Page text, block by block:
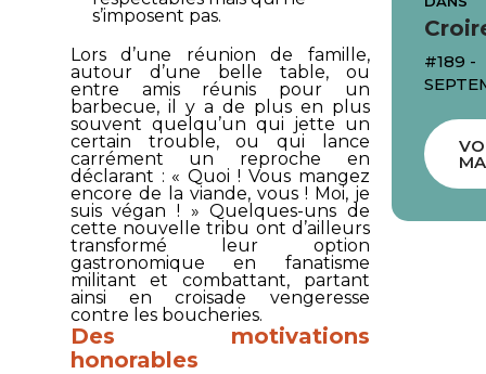
s’imposent pas.
Lors d’une réunion de famille,
autour d’une belle table, ou
entre amis réunis pour un
barbecue, il y a de plus en plus
souvent quelqu’un qui jette un
certain trouble, ou qui lance
carrément un reproche en
déclarant : « Quoi ! Vous mangez
encore de la viande, vous ! Moi, je
suis végan ! » Quelques-uns de
cette nouvelle tribu ont d’ailleurs
transformé leur option
gastronomique en fanatisme
militant et combattant, partant
ainsi en croisade vengeresse
contre les boucheries.
Des motivations
honorables
#189 -